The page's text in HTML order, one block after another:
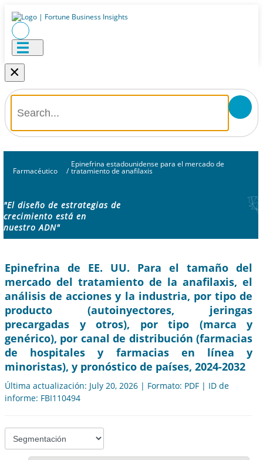
×
Farmacéutico /
Epinefrina estadounidense para el mercado de
tratamiento de anafilaxis
"El diseño de estrategias de
crecimiento está en
nuestro ADN"
Epinefrina de EE. UU. Para el tamaño del
mercado del tratamiento de la anafilaxis, el
análisis de acciones y la industria, por tipo de
producto (autoinyectores, jeringas
precargadas y otros), por tipo (marca y
genérico), por canal de distribución (farmacias
de hospitales y farmacias en línea y
minoristas), y pronóstico de países, 2024-2032
Última actualización: July 20, 2026 | Formato: PDF | ID de
informe: FBI110494